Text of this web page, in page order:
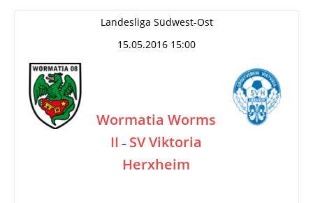
Landesliga Südwest-Ost
15.05.2016 15:00
Wormatia Worms
II – SV Viktoria
Herxheim